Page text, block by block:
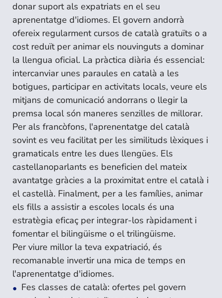
donar suport als expatriats en el seu
aprenentatge d'idiomes. El govern andorrà
ofereix regularment cursos de català gratuïts o a
cost reduït per animar els nouvinguts a dominar
la llengua oficial. La pràctica diària és essencial:
intercanviar unes paraules en català a les
botigues, participar en activitats locals, veure els
mitjans de comunicació andorrans o llegir la
premsa local són maneres senzilles de millorar.
Per als francòfons, l'aprenentatge del català
sovint es veu facilitat per les similituds lèxiques i
gramaticals entre les dues llengües. Els
castellanoparlants es beneficien del mateix
avantatge gràcies a la proximitat entre el català i
el castellà. Finalment, per a les famílies, animar
els fills a assistir a escoles locals és una
estratègia eficaç per integrar-los ràpidament i
fomentar el bilingüisme o el trilingüisme.
Per viure millor la teva expatriació, és
recomanable invertir una mica de temps en
l'aprenentatge d'idiomes.
Fes classes de català: ofertes pel govern